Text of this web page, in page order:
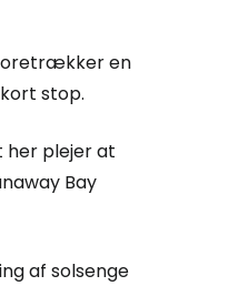
foretrækker en
stop.
her plejer at
Bay
af solsenge